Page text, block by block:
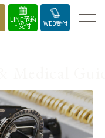
LINE予約
・受付 WEB受付